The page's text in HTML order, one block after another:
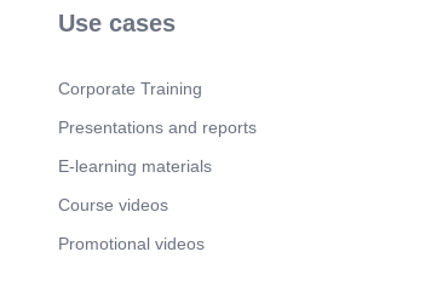
Use cases
Corporate Training
Presentations and reports
E-learning materials
Course videos
Promotional videos